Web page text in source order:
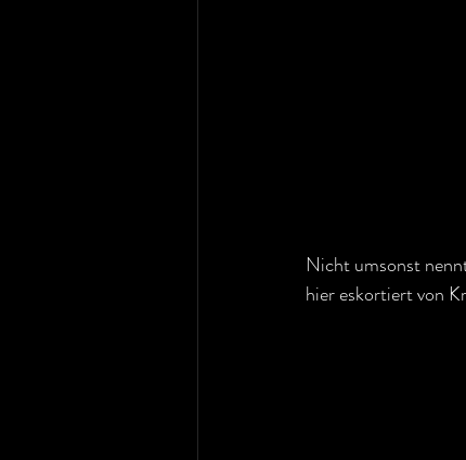
Nicht umsonst
hier eskortiert von